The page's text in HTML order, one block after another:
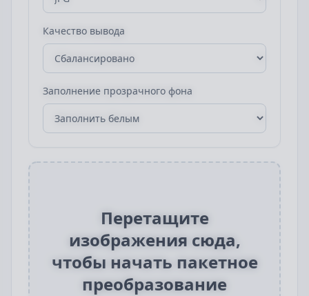
Качество вывода
Заполнение прозрачного фона
Перетащите
изображения сюда,
чтобы начать пакетное
преобразование